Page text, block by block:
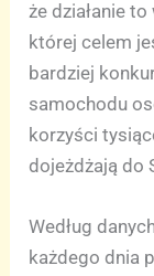
że działanie
której celem
bardziej
samochodu
korzyści
dojeżdżają do
Według
każdego dnia